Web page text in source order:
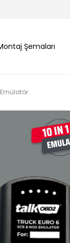
Şemaları